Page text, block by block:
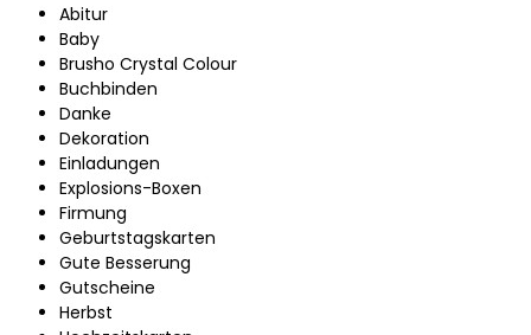
Abitur
Baby
Brusho Crystal Colour
Buchbinden
Danke
Dekoration
Einladungen
Explosions-Boxen
Firmung
Geburtstagskarten
Gute Besserung
Gutscheine
Herbst